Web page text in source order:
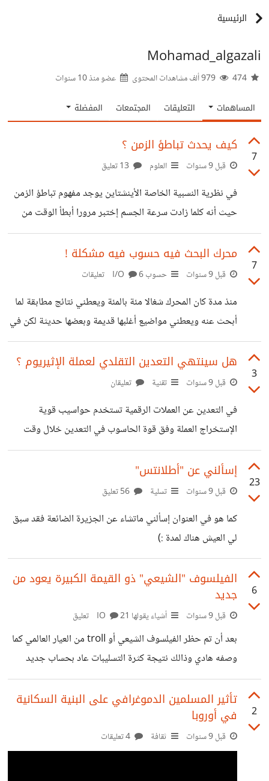
الرئيسية
Mohamad_algazali
عضو منذ10 سنوات
المساهمات التعليقات المجتمعات المفضلة
7
كيف يحدث تباطؤ الزمن ؟
قبل 9 سنوات العلوم
في نظرية النسبية الخاصة الأينشتاين يوجد مفهوم تباطؤ الزمن
حيث أنه كلما زادت سرعة الجسم إختبر مرورا أبطأ الوقت من
جسم ساكن أو أبطأ منه وأيضا كلما زادت قوة الجاذبية زاد تباطؤ
الزمن وهذا ماتم إتباته بالتجارب كوضع ساعة ذرية في طائرة
نفاثة وترك أخرى في الأرض ساكنة وقياس اختلاف الوقت أو
يكون هناك إختلاف في شدة الجاذبية... لكن ماهو تباطؤ الزمن
بالظبط وكيف لتزايد السرعة وإزدياد قوة الجاذبية أن
7
محرك البحث فيه حسوب فيه مشكلة !
قبل 9 سنوات حسوب I/O6 تعليقات
منذ مدة كان المحرك شغالا مئة بالمئة ويعطني نتائج مطابقة لما
أبحث عنه ويعطني مواضيع أغلبها قديمة وبعضها حديثة لكن في
الأونة الأخيرة أقوم بالبحث عن أي كلمة معينة يعطني مواضيع
لاعلاقة لها بالكلمة وكلها مواضيع هذا الأسبوع أي وكأنه يعطني
الصفحة الرئيسية الموقع هل يعقل أن هذا بسبب تحديثاث تجرى
3
هل سينتهي التعدين التقلدي لعملة الإثيريوم ؟
قبل 9 سنوات تقنية تعليقان
في التعدين عن العملات الرقمية تستخدم حواسيب قوية
الإستخراج العملة وفق قوة الحاسوب في التعدين خلال وقت
معين وهكذا يتم إستخراج البتكوين لكن بالنسبة لثاني أغلى
عمولة وهي إثريوم قرأت في موقع أنهم سيقفون هذا النظام الذي
يعتمد على عتاد الجهاز لنظام أخر أشبه بالإستثمار هل هذا صحيح
23
إسألني عن "أطلانتس"
قبل 9 سنوات تسلية
كما هو في العنوان إسألني ماتشاء عن الجزيرة الضائعة فقد سبق
لي العيش هناك لمدة :)
6
الفيلسوف "الشيعي" ذو القيمة الكبيرة يعود من
جديد
قبل 9 سنوات أشياء يقولها IO 21 تعليق
بعد أن تم حظر الفيلسوف الشيعي أو troll من العيار العالمي كما
وصفه هادي وذالك نتيجة كثرة التسليبات عاد بحساب جديد
وطرح موضوعا ينتقد فيه المسلبين وذكر أن هناك شخصا شعييا
قد تم تسليبه الأنه فقط شعيي (طبعا هو دخل بصفته شخصا
أخر) وطبعا زج بالملحدين وباقي الديانات وقال بأنهم أيضا
يتعرضون التسليب فقمت بالرد عليه بشكل عادي فلم أكن أعلم
أنه الفيلسوف، ولكن فيما أنا أتصفح التعاليق في موضوع عن
2
تأثير المسلمين الدموغرافي على البنية السكانية
في أوروبا
قبل 9 سنوات ثقافة